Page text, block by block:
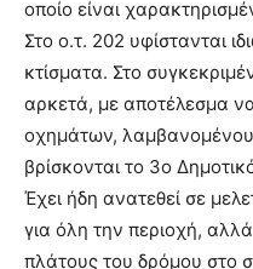
οποίο είναι
Στο ο.τ. 202 υφίστανται
κτίσματα. Στο
αρκετά, με αποτέλεσμα
οχημάτων, λαμβανομένου
βρίσκονται το 3ο
Έχει ήδη ανατεθεί σε
για όλη την περιοχή,
πλάτους του δρόμου στο